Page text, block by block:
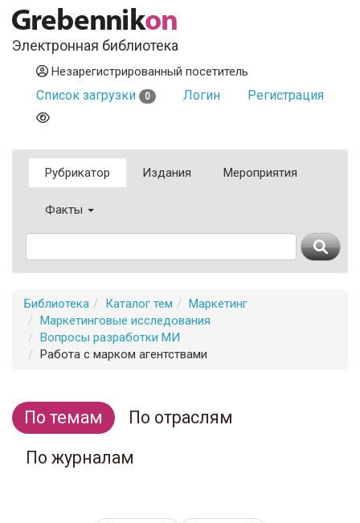
Электронная библиотека
Незарегистрированный посетитель
Список загрузки 0 Логин Регистрация
Рубрикатор Издания Мероприятия
Факты
Библиотека Каталог тем
Маркетинг
Маркетинговые исследования
Вопросы разработки МИ
Работа с марком агентствами
По темам
По отраслям
По журналам